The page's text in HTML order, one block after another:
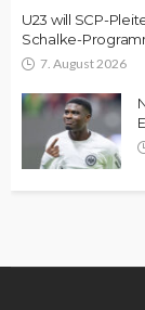
U23 will SCP-
Schalke-
7. August 2026